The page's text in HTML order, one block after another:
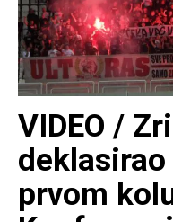
VIDEO /
prvom